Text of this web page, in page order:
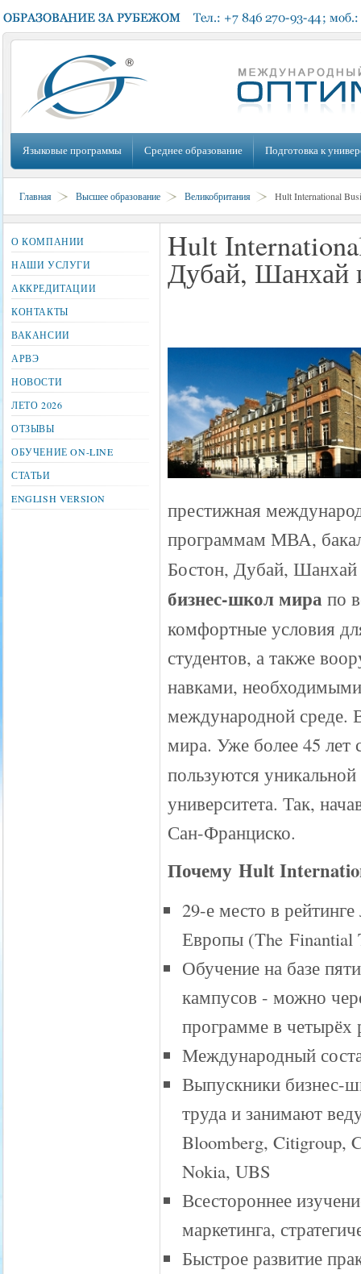
Языковые программы Среднее образование Подготовка к
Главная Высшее образование Великобритания Hult International
Hult
Дубай, Шанхай
престижная
программам МВА,
Бостон, Дубай,
бизнес-школ мира по
комфортные условия
студентов, а также
навками,
международной среде.
мира. Уже более 45 лет
пользуются
университета. Так,
Сан-Франциско.
Почему Hult
29-е место в
Европы (The Finantial
Обучение на базе
кампусов - можно
программе в четырёх
Международный
Выпускники бизнес-
труда и занимают
Bloomberg, Citigroup,
Nokia, UBS
Всестороннее
маркетинга,
Быстрое развитие
О КОМПАНИИ
НАШИ УСЛУГИ
АККРЕДИТАЦИИ
КОНТАКТЫ
ВАКАНСИИ
АРВЭ
НОВОСТИ
ЛЕТО 2026
ОТЗЫВЫ
ОБУЧЕНИЕ ON-LINE
СТАТЬИ
ENGLISH VERSION